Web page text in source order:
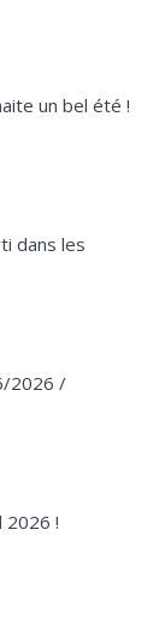
un bel été !
dans les
2026 /
2026 !